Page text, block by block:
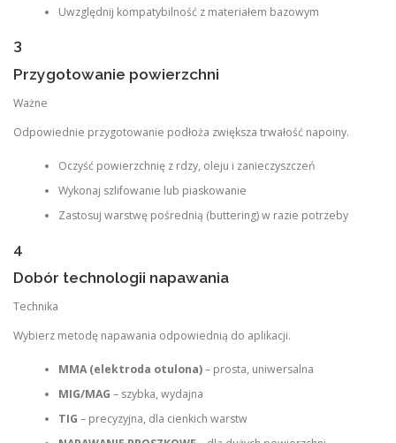
Uwzględnij kompatybilność z materiałem bazowym
3
Przygotowanie powierzchni
Ważne
Odpowiednie przygotowanie podłoża zwiększa trwałość napoiny.
Oczyść powierzchnię z rdzy, oleju i zanieczyszczeń
Wykonaj szlifowanie lub piaskowanie
Zastosuj warstwę pośrednią (buttering) w razie potrzeby
4
Dobór technologii napawania
Technika
Wybierz metodę napawania odpowiednią do aplikacji.
MMA (elektroda otulona)– prosta, uniwersalna
MIG/MAG – szybka, wydajna
TIG – precyzyjna, dla cienkich warstw